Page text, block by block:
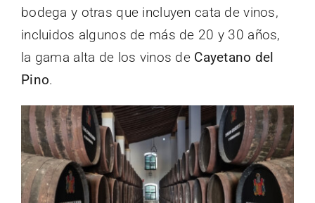
bodega y otras que incluyen cata de vinos,
incluidos algunos de más de 20 y 30 años,
la gama alta de los vinos de Cayetano del
Pino.